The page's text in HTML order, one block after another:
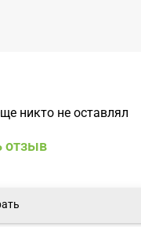
никто не оставлял
отзыв